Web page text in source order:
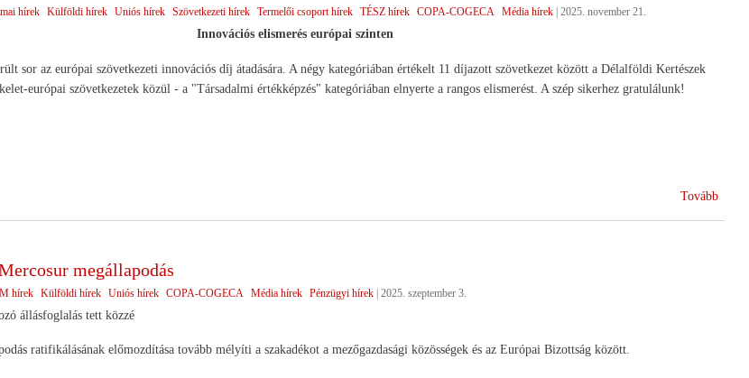
hírek Külföldi hírek Uniós hírek Szövetkezeti hírek Termelői csoport hírek TÉSZ hírek COPA-COGECA Média hírek 2025. november 21.
Innovációs elismerés európai szinten
sor az európai szövetkezeti innovációs díj átadására. A négy kategóriában értékelt 11 díjazott szövetkezet között a Délalföldi Kertészek
európai szövetkezetek közül - a "Társadalmi értékképzés" kategóriában elnyerte a rangos elismerést. A szép sikerhez gratulálunk!
Tovább
megállapodás
hírek Külföldi hírek Uniós hírek COPA-COGECA Média hírek Pénzügyi hírek | 2025. szeptember 3.
állásfoglalás tett közzé
ratifikálásának előmozdítása tovább mélyíti a szakadékot a mezőgazdasági közösségek és az Európai Bizottság között.